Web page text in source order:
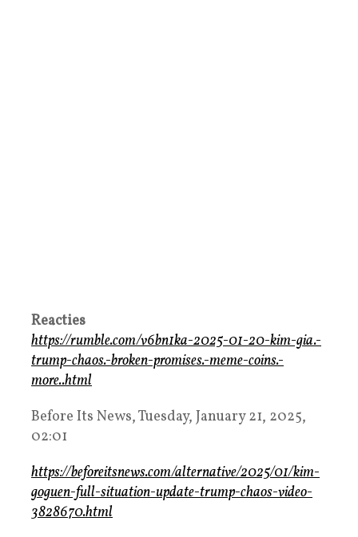
Reacties
https://rumble.com/v6bn1ka-2025-01-20-kim-gia.-
trump-chaos.-broken-promises.-meme-coins.-
more..html
Before Its News, Tuesday, January 21, 2025,
02:01
https://beforeitsnews.com/alternative/2025/01/kim-
goguen-full-situation-update-trump-chaos-video-
3828670.html